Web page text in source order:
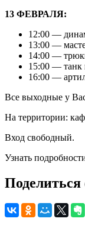
13 ФЕВРАЛЯ:
12:00 —
13:00 —
14:00 —
15:00 — танк
16:00 —
Все выходные у
На территории:
Вход свободный.
Узнать